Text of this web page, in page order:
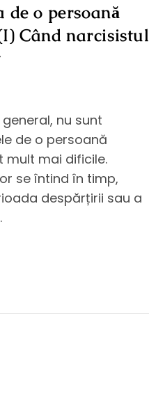
de o persoană
Când narcisistul
nu sunt
de o persoană
mult mai dificile.
se întind în timp,
despărțirii sau a